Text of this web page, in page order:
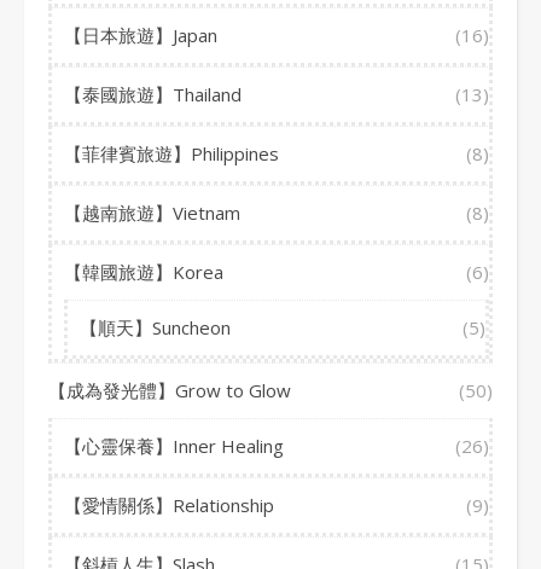
【日本旅遊】Japan (16)
【泰國旅遊】Thailand (13)
【菲律賓旅遊】Philippines (8)
【越南旅遊】Vietnam (8)
【韓國旅遊】Korea (6)
【順天】Suncheon (5)
【成為發光體】Grow to Glow (50)
【心靈保養】Inner Healing (26)
【愛情關係】Relationship (9)